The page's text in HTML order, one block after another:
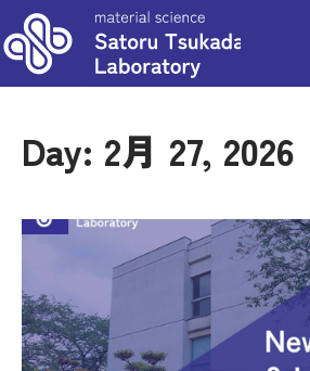
Day: 2月 27, 2026